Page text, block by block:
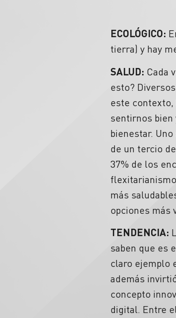
ECOLÓGICO:
tierra) y hay
SALUD: Cada
esto?
este contexto,
sentirnos bien
bienestar.
de un tercio
37% de los
más
opciones más
TENDENCIA:
saben que es
claro ejemplo
además
concepto
digital. Entre